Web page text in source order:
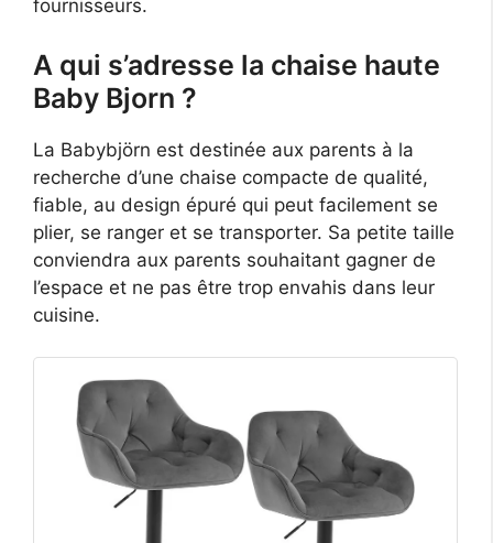
fournisseurs.
A qui s’adresse la chaise haute
Baby Bjorn ?
La Babybjörn est destinée aux parents à la
recherche d’une chaise compacte de qualité,
fiable, au design épuré qui peut facilement se
plier, se ranger et se transporter. Sa petite taille
conviendra aux parents souhaitant gagner de
l’espace et ne pas être trop envahis dans leur
cuisine.